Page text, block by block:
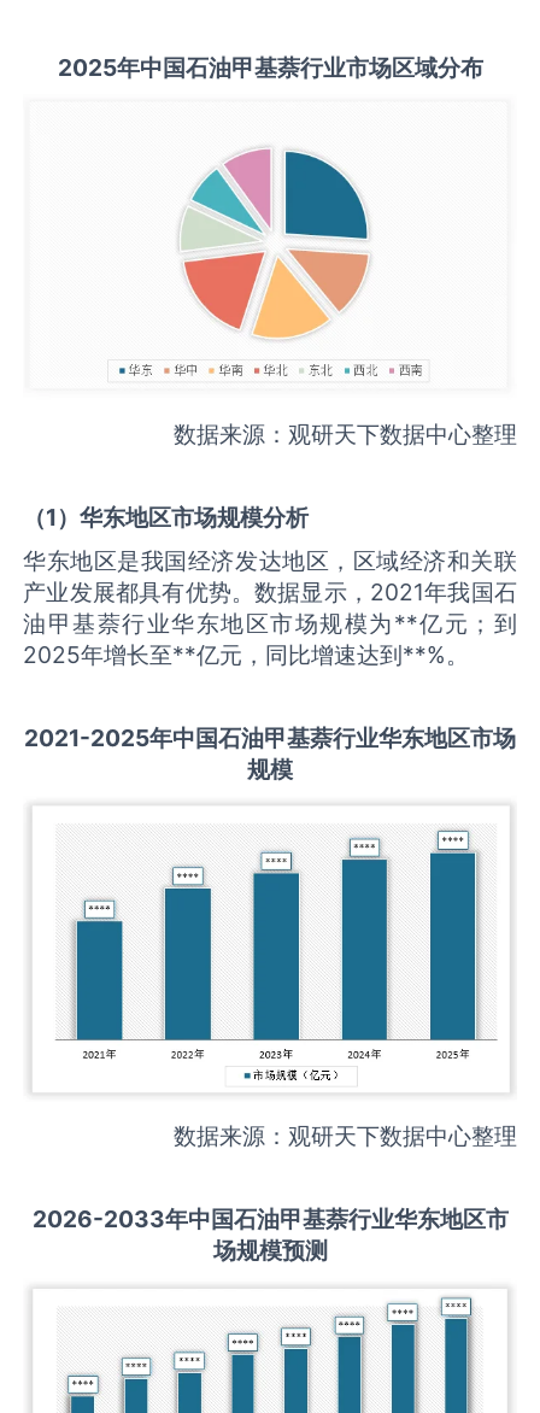
2025年中国石油甲基萘行业市场区域分布
数据来源：观研天下数据中心整理
（1）华东地区市场规模分析
华东地区是我国经济发达地区，区域经济和关联
产业发展都具有优势。数据显示，2021年我国石
油甲基萘行业华东地区市场规模为**亿元；到
2025年增长至**亿元，同比增速达到**%。
2021-2025年中国石油甲基萘行业华东地区市场
规模
数据来源：观研天下数据中心整理
2026-2033年中国石油甲基萘行业华东地区市
场规模预测